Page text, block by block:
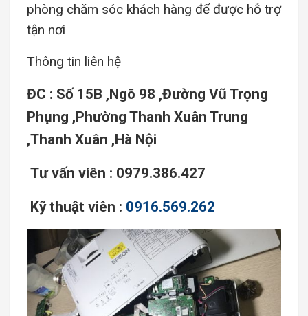
phòng chăm sóc khách hàng để được hỗ trợ
tận nơi
Thông tin liên hệ
ĐC : Số 15B ,Ngõ 98 ,Đường Vũ Trọng
Phụng ,Phường Thanh Xuân Trung
,Thanh Xuân ,Hà Nội
Tư vấn viên : 0979.386.427
Kỹ thuật viên : 0916.569.262